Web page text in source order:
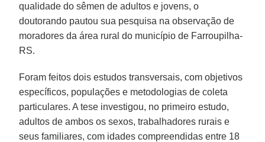
qualidade do sêmen de adultos e jovens, o
doutorando pautou sua pesquisa na observação de
moradores da área rural do município de Farroupilha-
RS.
Foram feitos dois estudos transversais, com objetivos
específicos, populações e metodologias de coleta
particulares. A tese investigou, no primeiro estudo,
adultos de ambos os sexos, trabalhadores rurais e
seus familiares, com idades compreendidas entre 18